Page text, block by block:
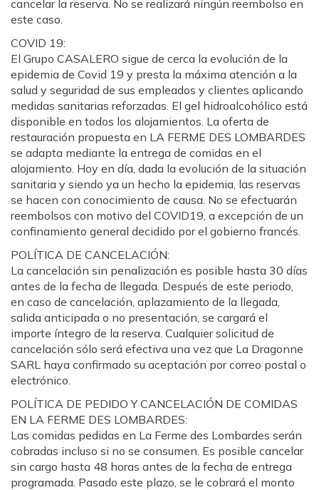
cancelar la reserva. No se realizará ningún reembolso en
este caso.
COVID 19:
El Grupo CASALERO sigue de cerca la evolución de la
epidemia de Covid 19 y presta la máxima atención a la
salud y seguridad de sus empleados y clientes aplicando
medidas sanitarias reforzadas. El gel hidroalcohólico está
disponible en todos los alojamientos. La oferta de
restauración propuesta en LA FERME DES LOMBARDES
se adapta mediante la entrega de comidas en el
alojamiento. Hoy en día, dada la evolución de la situación
sanitaria y siendo ya un hecho la epidemia, las reservas
se hacen con conocimiento de causa. No se efectuarán
reembolsos con motivo del COVID19, a excepción de un
confinamiento general decidido por el gobierno francés.
POLÍTICA DE CANCELACIÓN:
La cancelación sin penalización es posible hasta 30 días
antes de la fecha de llegada. Después de este periodo,
en caso de cancelación, aplazamiento de la llegada,
salida anticipada o no presentación, se cargará el
importe íntegro de la reserva. Cualquier solicitud de
cancelación sólo será efectiva una vez que La Dragonne
SARL haya confirmado su aceptación por correo postal o
electrónico.
POLÍTICA DE PEDIDO Y CANCELACIÓN DE COMIDAS
EN LA FERME DES LOMBARDES:
Las comidas pedidas en La Ferme des Lombardes serán
cobradas incluso si no se consumen. Es posible cancelar
sin cargo hasta 48 horas antes de la fecha de entrega
programada. Pasado este plazo, se le cobrará el monto